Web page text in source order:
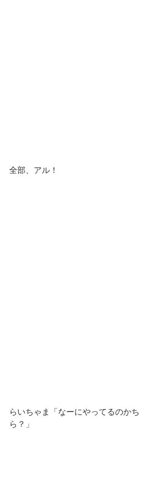
全部、アル！
らいちゃま「なーにやってるのかち
ら？」